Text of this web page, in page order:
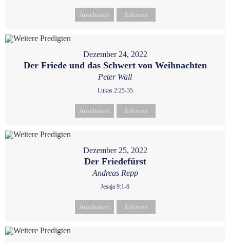
Anschauen Anhören
Dezember 24, 2022
Der Friede und das Schwert von Weihnachten
Peter Wall
Lukas 2:25-35
Anschauen Anhören
Dezember 25, 2022
Der Friedefürst
Andreas Repp
Jesaja 9:1-6
Anschauen Anhören